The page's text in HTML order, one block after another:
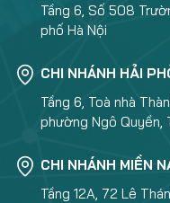
Tầng 6, Số 508
phố Hà Nội
CHI NHÁNH HẢI
Tầng 6, Toà nhà
phường Ngô Quyền,
CHI NHÁNH MIỀN
Tầng 12A, 72 Lê